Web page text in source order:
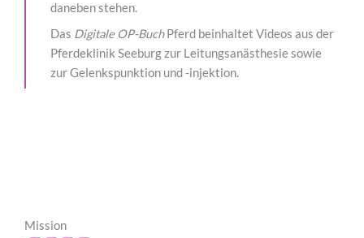
daneben stehen.
Das Digitale OP-BuchPferd beinhaltet Videos aus der
Pferdeklinik Seeburg zur Leitungsanästhesie sowie
zur Gelenkspunktion und -injektion.
Mission